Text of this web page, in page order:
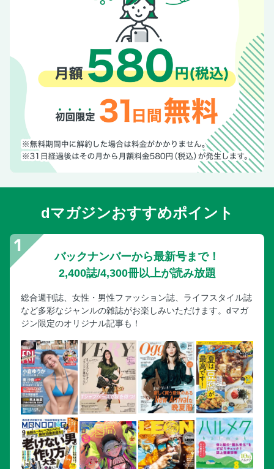
dマガジンおすすめポイント
バックナンバーから最新号まで！
2,400誌/4,300冊以上が読み放題
総合週刊誌、女性・男性ファッション誌、ライフスタイル誌
など多彩なジャンルの雑誌がお楽しみいただけます。dマガ
ジン限定のオリジナル記事も！